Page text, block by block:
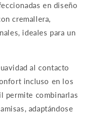
en diseño
cremallera,
ideales para un
al contacto
incluso en los
permite combinarlas
adaptándose